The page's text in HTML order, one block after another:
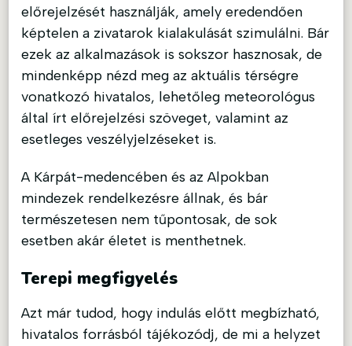
előrejelzését használják, amely eredendően
képtelen a zivatarok kialakulását szimulálni. Bár
ezek az alkalmazások is sokszor hasznosak, de
mindenképp nézd meg az aktuális térségre
vonatkozó hivatalos, lehetőleg meteorológus
által írt előrejelzési szöveget, valamint az
esetleges veszélyjelzéseket is.
A Kárpát-medencében és az Alpokban
mindezek rendelkezésre állnak, és bár
természetesen nem tűpontosak, de sok
esetben akár életet is menthetnek.
Terepi megfigyelés
Azt már tudod, hogy indulás előtt megbízható,
hivatalos forrásból tájékozódj, de mi a helyzet